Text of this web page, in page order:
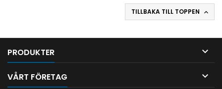
TILLBAKA TILL TOPPEN 
PRODUKTER 
VÅRT FÖRETAG 